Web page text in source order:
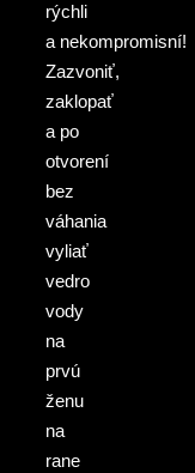
rýchli
a nekompromisní!
Zazvoniť,
zaklopať
a po
otvorení
bez
váhania
vyliať
vedro
vody
na
prvú
ženu
na
rane